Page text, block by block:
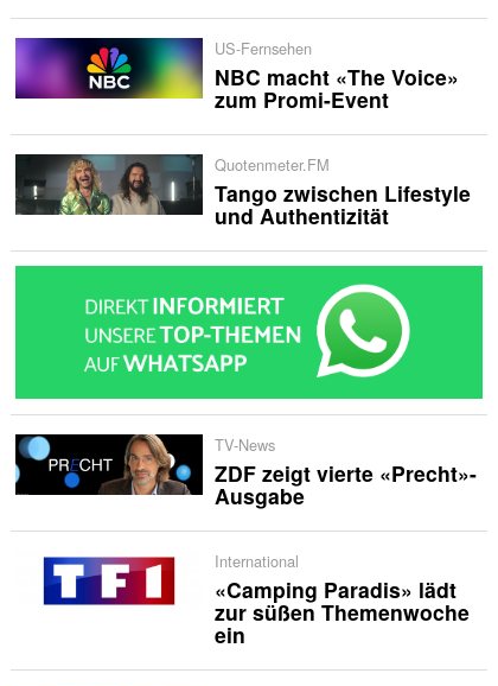
US-Fernsehen
NBC macht «The Voice»
zum Promi-Event
Quotenmeter.FM
Tango zwischen Lifestyle
und Authentizität
TV-News
ZDF zeigt vierte «Precht»-
Ausgabe
International
«Camping Paradis» lädt
zur süßen Themenwoche
ein